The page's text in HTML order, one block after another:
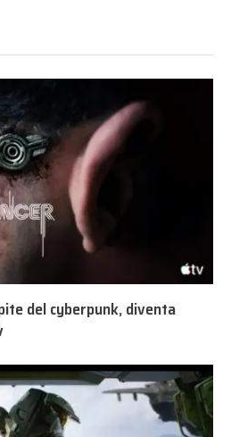
del cyberpunk, diventa